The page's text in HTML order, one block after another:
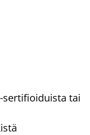
sertifioiduista tai